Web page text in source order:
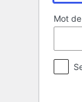
Mot